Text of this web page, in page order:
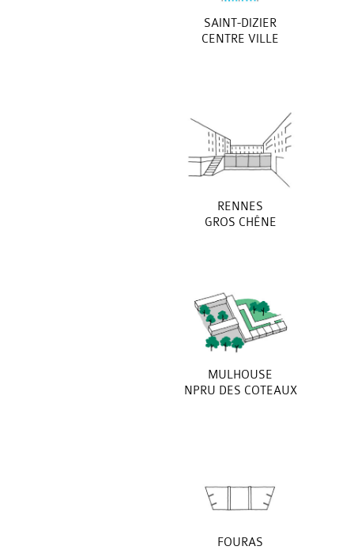
SAINT-DIZIER
CENTRE VILLE
RENNES
GROS CHÊNE
MULHOUSE
NPRU DES COTEAUX
FOURAS